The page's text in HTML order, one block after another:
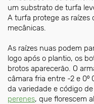
um substrato de turfa
A turfa protege as raízes
mecânicas.
As raízes nuas podem
logo após o plantio, os
brotos aparecerão. O
câmara fria entre -2 e 0⁰
da variedade e código
perenes, que florescem